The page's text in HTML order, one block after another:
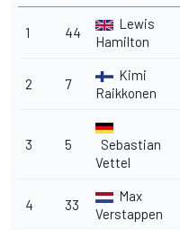
1 44
Lewis
Hamilton
2 7
Kimi
Raikkonen
3 5
Sebastian
Vettel
4 33
Max
Verstappen